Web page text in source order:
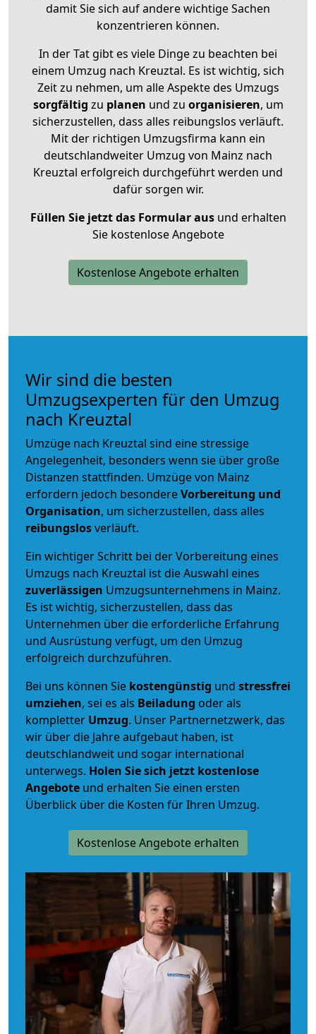
damit Sie sich auf andere wichtige Sachen
konzentrieren können.
In der Tat gibt es viele Dinge zu beachten bei
einem Umzug nach Kreuztal. Es ist wichtig, sich
Zeit zu nehmen, um alle Aspekte des Umzugs
sorgfältig zu planen und zu organisieren, um
sicherzustellen, dass alles reibungslos verläuft.
Mit der richtigen Umzugsfirma kann ein
deutschlandweiter Umzug von Mainz nach
Kreuztal erfolgreich durchgeführt werden und
dafür sorgen wir.
Füllen Sie jetzt das Formular ausund erhalten
Sie kostenlose Angebote
Kostenlose Angebote erhalten
Wir sind die besten
Umzugsexperten für den Umzug
nach Kreuztal
Umzüge nach Kreuztal sind eine stressige
Angelegenheit, besonders wenn sie über große
Distanzen stattfinden. Umzüge von Mainz
erfordern jedoch besondereVorbereitung und
Organisation, um sicherzustellen, dass alles
reibungslosverläuft.
Ein wichtiger Schritt bei der Vorbereitung eines
Umzugs nach Kreuztal ist die Auswahl eines
zuverlässigen Umzugsunternehmens in Mainz.
Es ist wichtig, sicherzustellen, dass das
Unternehmen über die erforderliche Erfahrung
und Ausrüstung verfügt, um den Umzug
erfolgreich durchzuführen.
Bei uns können Sie kostengünstig und stressfrei
umziehen, sei es als Beiladung oder als
kompletter Umzug. Unser Partnernetzwerk, das
wir über die Jahre aufgebaut haben, ist
deutschlandweit und sogar international
unterwegs. Holen Sie sich jetzt kostenlose
Angebote und erhalten Sie einen ersten
Überblick über die Kosten für Ihren Umzug.
Kostenlose Angebote erhalten